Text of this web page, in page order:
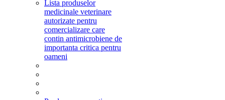
Lista produselor
medicinale veterinare
autorizate pentru
comercializare care
contin antimicrobiene de
importanta critica pentru
oameni